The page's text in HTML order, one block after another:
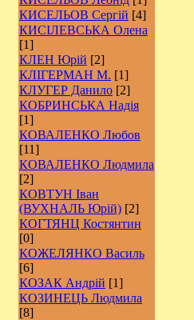
КИСЕЛЬОВ Сергій [4]
КИСІЛЕВСЬКА Олена
[1]
КЛЕН Юрій [2]
КЛІГЕРМАН М. [1]
КЛУГЕР Данило [2]
КОБРИНСЬКА Надія
[1]
КОВАЛЕНКО Любов
[11]
КОВАЛЕНКО Людмила
[2]
КОВТУН Іван
(ВУХНАЛЬ Юрій) [2]
КОГТЯНЦ Костянтин
[0]
КОЖЕЛЯНКО Василь
[6]
КОЗАК Андрій [1]
КОЗИНЕЦЬ Людмила
[8]